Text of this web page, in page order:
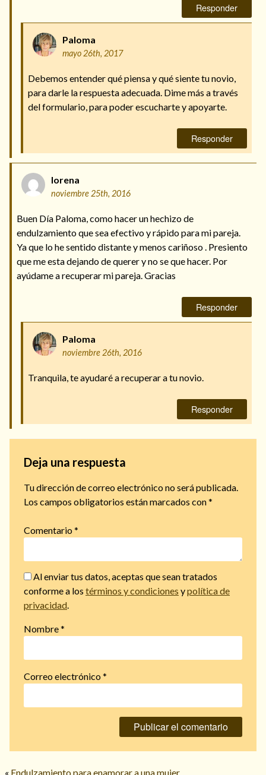
Responder
Paloma
mayo 26th, 2017
Debemos entender qué piensa y qué siente tu novio,
para darle la respuesta adecuada. Dime más a través
del formulario, para poder escucharte y apoyarte.
Responder
lorena
noviembre 25th, 2016
Buen Día Paloma, como hacer un hechizo de
endulzamiento que sea efectivo y rápido para mi pareja.
Ya que lo he sentido distante y menos cariñoso . Presiento
que me esta dejando de querer y no se que hacer. Por
ayúdame a recuperar mi pareja. Gracias
Responder
Paloma
noviembre 26th, 2016
Tranquila, te ayudaré a recuperar a tu novio.
Responder
Deja una respuesta
Tu dirección de correo electrónico no será publicada.
Los campos obligatorios están marcados con*
Comentario*
Al enviar tus datos, aceptas que sean tratados
conforme a los términos y condiciones ypolítica de
privacidad
Nombre*
Correo electrónico*
« Endulzamiento para enamorar a una mujer